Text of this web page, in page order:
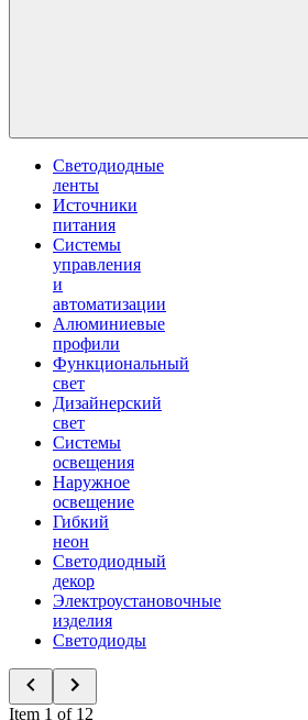
Светодиодные
ленты
Источники
питания
Системы
управления
и
автоматизации
Алюминиевые
профили
Функциональный
свет
Дизайнерский
свет
Системы
освещения
Наружное
освещение
Гибкий
неон
Светодиодный
декор
Электроустановочные
изделия
Светодиоды
Item 1 of 12